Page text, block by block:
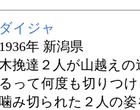
ダイジャ
1936年 新潟県
挽達２人が山越え
るって何度も切りつ
噛み切られた２人の